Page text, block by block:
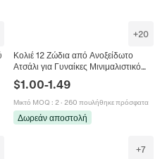
+20
Κολιέ 12 Ζώδια από Ανοξείδωτο
Ατσάλι για Γυναίκες Μινιμαλιστικό
Κολιέ με Μενταγιόν Αστερισμού
Επιχρυσωμένο Ασημί Κόσμημα
Δώρο
$1.00-1.49
Μικτό MOQ : 2· 260 πουλήθηκε πρόσφατα
Δωρεάν αποστολή
+7